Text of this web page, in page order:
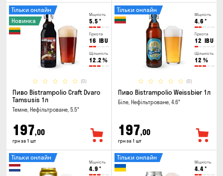
Міцність
5.5 °
Гіркота
16 IBU
Щільність
12.2 %
(0)
Тільки онлайн
Новинка
Пиво Bistrampolio Craft Dvaro
Tamsusis 1л
Темне, Нефільтроване, 5.5°
197,00
грн за 1 шт
Міцність
4.6 °
Гіркота
12 IBU
Щільність
12 %
(0)
Тільки онлайн
Пиво Bistrampolio Weissbier 1л
Біле, Нефільтроване, 4.6°
197,00
грн за 1 шт
Міцність
4.9 °
Тільки онлайн
Міцність
4.4°
Тільки онлайн